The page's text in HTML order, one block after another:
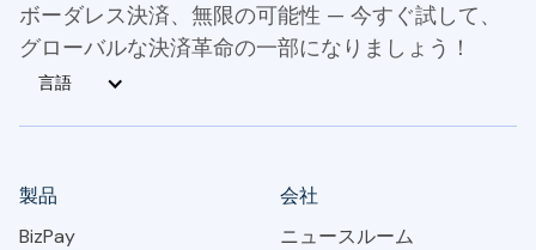
ボーダレス決済、無限の可能性 — 今すぐ試して、
グローバルな決済革命の一部になりましょう！
言語
製品
BizPay
会社
ニュースルーム